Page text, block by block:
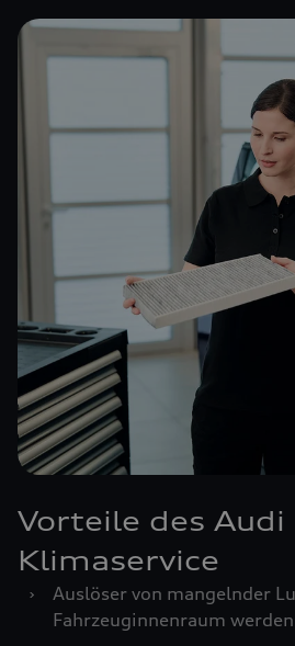
Vorteile des Audi
Klimaservice
›
Auslöser von mangelnder
Fahrzeuginnenraum